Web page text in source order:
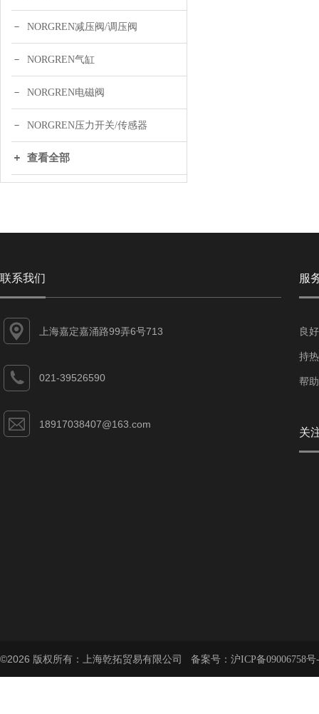
NORGREN减压阀/调压阀
NORGREN气缸
NORGREN电磁阀
NORGREN压力开关/传感器
查看全部
联系我们
上海嘉定嘉涌路99弄6号713
021-39526590
18917038407@163.com
服
良
持
帮
关
©2026 版权所有：上海乾拓贸易有限公司 备案号： 沪ICP备09006758号